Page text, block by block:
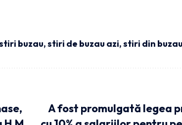
buzau,stiri de buzau azi,stiri din buzau
A fost promulgată legea